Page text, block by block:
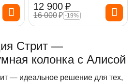
12 900 ₽
16 000₽ -19%
Стрит —
колонка с Алисой
— идеальное решение для тех,